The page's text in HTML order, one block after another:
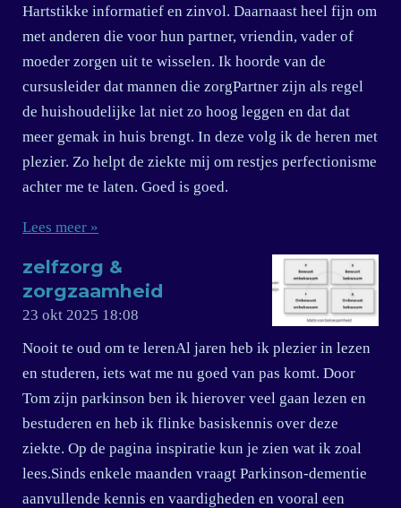
Hartstikke informatief en zinvol. Daarnaast heel fijn om
met anderen die voor hun partner, vriendin, vader of
moeder zorgen uit te wisselen. Ik hoorde van de
cursusleider dat mannen die zorgPartner zijn als regel
de huishoudelijke lat niet zo hoog leggen en dat dat
meer gemak in huis brengt. In deze volg ik de heren met
plezier. Zo helpt de ziekte mij om restjes perfectionisme
achter me te laten. Goed is goed.
Lees meer »
zelfzorg &
zorgzaamheid
23 okt 2025 18:08
Nooit te oud om te lerenAl jaren heb ik plezier in lezen
en studeren, iets wat me nu goed van pas komt. Door
Tom zijn parkinson ben ik hierover veel gaan lezen en
bestuderen en heb ik flinke basiskennis over deze
ziekte. Op de pagina inspiratie kun je zien wat ik zoal
lees.Sinds enkele maanden vraagt Parkinson-dementie
aanvullende kennis en vaardigheden en vooral een